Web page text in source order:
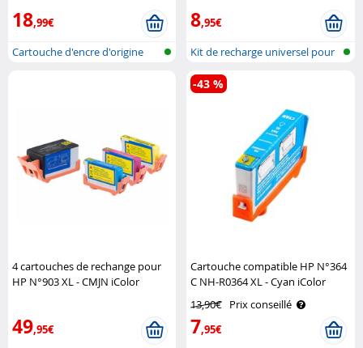
18,99€
Cartouche d'encre d'origine
8,95€
Kit de recharge universel pour
cart..
4 cartouches de rechange pour
HP N°903 XL - CMJN iColor
49,95€
Cartouche compatible HP N°364
C NH-R0364 XL - Cyan iColor
13,90€ Prix conseillé
7,95€
-43 %